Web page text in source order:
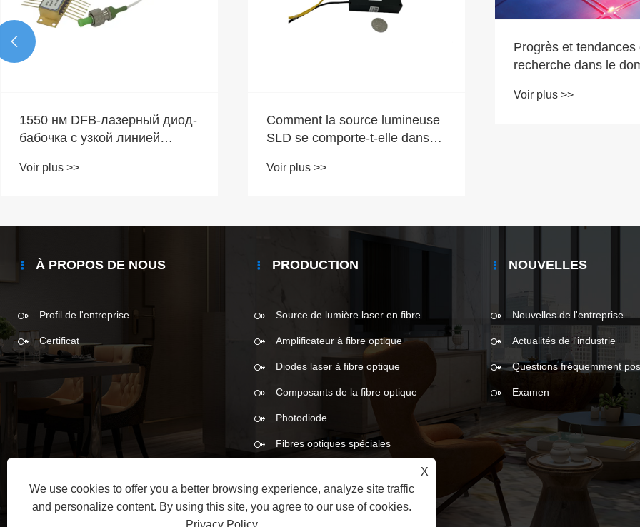
Comment la source lumineuse
SLD se comporte-t-elle dans
et de vibrations élevées ?
Voir plus >>

À PROPOS DE NOUS
Profil de l'entreprise
Certificat
PRODUCTION
Source de lumière laser en fibre
Amplificateur à fibre optique
Diodes laser à fibre optique
Composants de la fibre optique
Photodiode
Fibres optiques spéciales
NOUVELLES
Nouvelles de l'entreprise
Actualités de l'industrie
Questions fréquemment
Examen
X
We use cookies to offer you a better browsing experience, analyze site traffic
and personalize content. By using this site, you agree to our use of cookies.
Privacy Policy